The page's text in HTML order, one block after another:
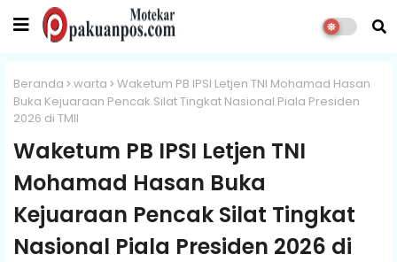
Beranda warta
Waketum PB IPSI Letjen TNI Mohamad Hasan
Buka Kejuaraan Pencak Silat Tingkat Nasional Piala Presiden
2026 di TMII
Waketum PB IPSI Letjen TNI
Mohamad Hasan Buka
Kejuaraan Pencak Silat Tingkat
Nasional Piala Presiden 2026 di